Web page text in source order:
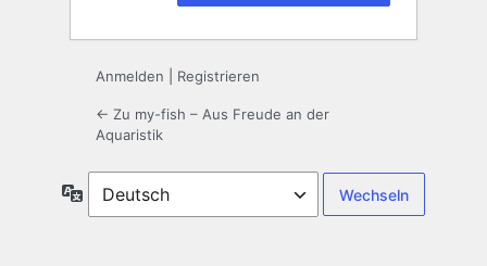
Anmelden Registrieren
← Zu my-fish – Aus Freude an der
Aquaristik
Sprache